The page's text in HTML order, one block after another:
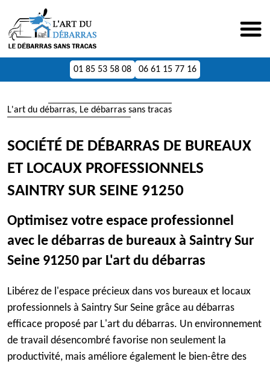
01 85 53 58 08 06 61 15 77 16
L'art du débarras, Le débarras sans tracas
SOCIÉTÉ DE DÉBARRAS DE BUREAUX
ET LOCAUX PROFESSIONNELS
SAINTRY SUR SEINE 91250
Optimisez votre espace professionnel
avec le débarras de bureaux à Saintry Sur
Seine 91250 par L'art du débarras
Libérez de l'espace précieux dans vos bureaux et locaux
professionnels à Saintry Sur Seine grâce au débarras
efficace proposé par L'art du débarras. Un environnement
de travail désencombré favorise non seulement la
productivité, mais améliore également le bien-être des